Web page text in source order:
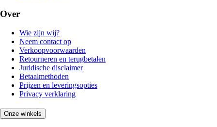
Over
Wie zijn wij?
Neem contact op
Verkoopvoorwaarden
Retourneren en terugbetalen
Juridische disclaimer
Betaalmethoden
Prijzen en leveringsopties
Privacy verklaring
Onze winkels